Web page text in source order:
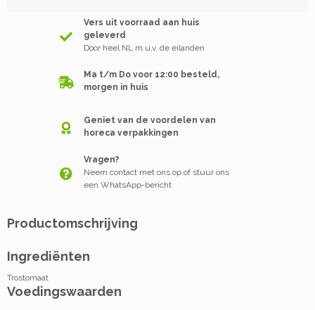
Vers uit voorraad aan huis
geleverd
Door heel NL m.u.v. de eilanden
Ma t/m Do voor 12:00 besteld,
morgen in huis
Geniet van de voordelen van
horeca verpakkingen
Vragen?
Neem contact met ons op of stuur ons
een WhatsApp-bericht
Productomschrijving
Ingrediënten
Trostomaat
Voedingswaarden